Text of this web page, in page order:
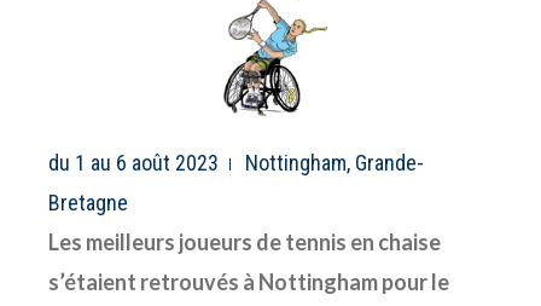
du 1 au 6 août 2023
Nottingham, Grande-
Bretagne
Les meilleurs joueurs de tennis en chaise
s’étaient retrouvés à Nottingham pour le